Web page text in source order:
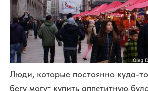
Люди, которые постоянно куда-
бегу могут купить аппетитную